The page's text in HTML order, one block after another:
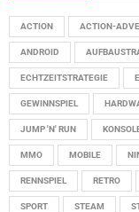
ACTION ACTION-
ANDROID
ECHTZEITSTRATEGIE
GEWINNSPIEL
JUMP 'N' RUN
MMO MOBILE
RENNSPIEL RETRO
SPORT STEAM